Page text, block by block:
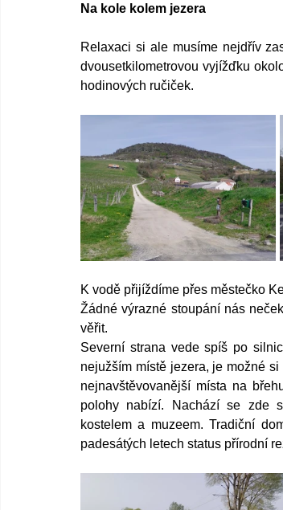
Na kole kolem jezera
Relaxaci si ale musíme nejdřív
dvousetkilometrovou vyjížďku
hodinových ručiček.
K vodě přijíždíme přes městečko
Žádné výrazné stoupání nás
věřit.
Severní strana vede spíš po
nejužším místě jezera, je možné
nejnavštěvovanější místa na
polohy nabízí. Nachází se zde
kostelem a muzeem. Tradiční
padesátých letech status přírodní